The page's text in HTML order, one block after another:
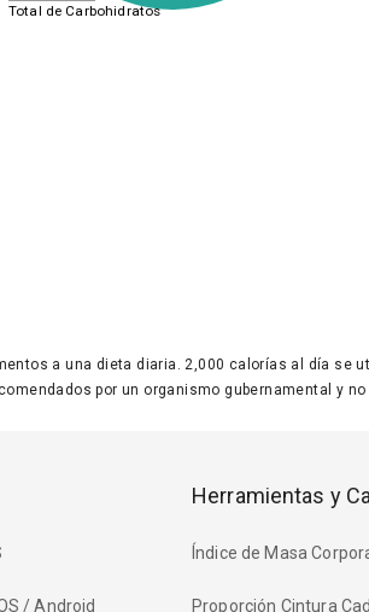
Total de Carbohidratos
a una dieta diaria. 2,000 calorías al día
por un organismo gubernamental y
/ Android
Herramientas y
Índice de Masa
Proporción Cintura